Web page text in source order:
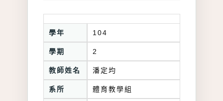
學年 104
學期 2
教師姓名 潘定均
系所 體育教學組